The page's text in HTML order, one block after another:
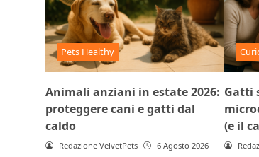
Pets Healthy
Animali anziani in estate 2026:
proteggere cani e gatti dal
caldo
Redazione VelvetPets 6 Agosto 2026
Gatti
(e il